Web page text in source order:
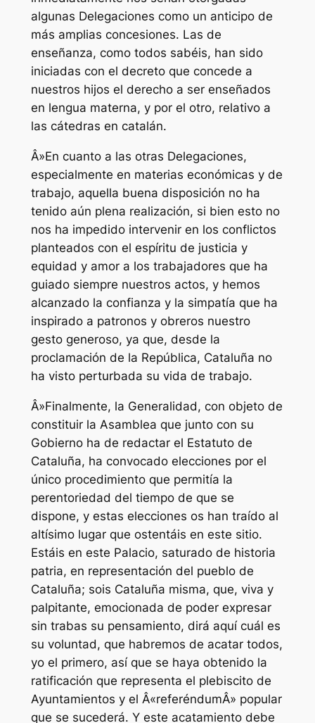
algunas Delegaciones como un anticipo de
más amplias concesiones. Las de
enseñanza, como todos sabéis, han sido
iniciadas con el decreto que concede a
nuestros hijos el derecho a ser enseñados
en lengua materna, y por el otro, relativo a
las cátedras en catalán.
Â»En cuanto a las otras Delegaciones,
especialmente en materias económicas y de
trabajo, aquella buena disposición no ha
tenido aún plena realización, si bien esto no
nos ha impedido intervenir en los conflictos
planteados con el espíritu de justicia y
equidad y amor a los trabajadores que ha
guiado siempre nuestros actos, y hemos
alcanzado la confianza y la simpatía que ha
inspirado a patronos y obreros nuestro
gesto generoso, ya que, desde la
proclamación de la República, Cataluña no
ha visto perturbada su vida de trabajo.
Â»Finalmente, la Generalidad, con objeto de
constituir la Asamblea que junto con su
Gobierno ha de redactar el Estatuto de
Cataluña, ha convocado elecciones por el
único procedimiento que permitía la
perentoriedad del tiempo de que se
dispone, y estas elecciones os han traído al
altísimo lugar que ostentáis en este sitio.
Estáis en este Palacio, saturado de historia
patria, en representación del pueblo de
Cataluña; sois Cataluña misma, que, viva y
palpitante, emocionada de poder expresar
sin trabas su pensamiento, dirá aquí cuál es
su voluntad, que habremos de acatar todos,
yo el primero, así que se haya obtenido la
ratificación que representa el plebiscito de
Ayuntamientos y el Â«referéndumÂ» popular
que se sucederá. Y este acatamiento debe